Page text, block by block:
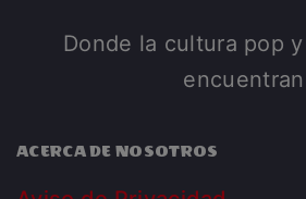
Donde la cultura pop
encuentran
ACERCA DE NOSOTROS